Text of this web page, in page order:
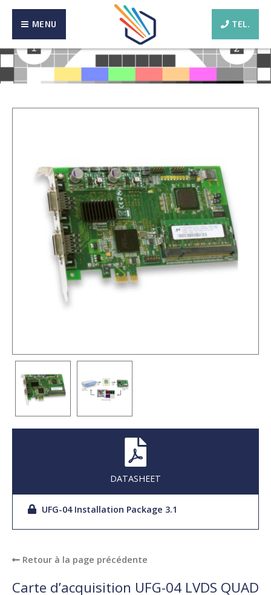
TEL.
MENU
DATASHEET
UFG-04 Installation Package 3.1
Retour à la page précédente
Carte d’acquisition UFG-04 LVDS QUAD